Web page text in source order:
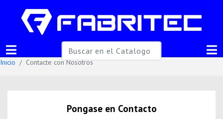
Inicio Contacte con Nosotros
Pongase en Contacto